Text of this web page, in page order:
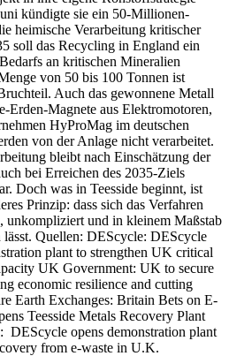
kündigte sie ein 50-Millionen-
heimische Verarbeitung kritischer
soll das Recycling in England ein
an kritischen Mineralien
von 50 bis 100 Tonnen ist
Auch das gewonnene Metall
Erden-Magnete aus Elektromotoren,
HyProMag im deutschen
von der Anlage nicht verarbeitet.
bleibt nach Einschätzung der
bei Erreichen des 2035-Ziels
Doch was in Teesside beginnt, ist
Prinzip: dass sich das Verfahren
unkompliziert und in kleinem Maßstab
Quellen: DEScycle: DEScycle
plant to strengthen UK critical
UK Government: UK to secure
economic resilience and cutting
Earth Exchanges: Britain Bets on E-
Teesside Metals Recovery Plant
DEScycle opens demonstration plant
from e-waste in U.K.